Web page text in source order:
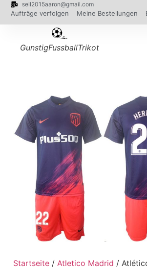
sell2015aaron@gmail.com
Aufträge verfolgen Meine Bestellungen
GunstigFussballTrikot
Startseite/ Atletico Madrid /